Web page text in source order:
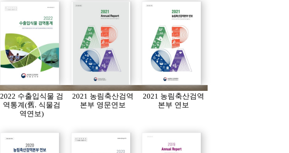
2022 수출입식물 검
역통계(舊. 식물검
역연보)
2021 농림축산검역
본부 영문연보
2021 농림축산검역
본부 연보